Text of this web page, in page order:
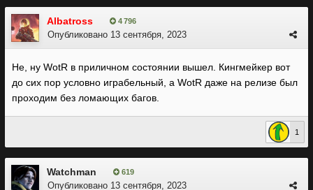
Albatross 4 796
Опубликовано 13 сентября, 2023
Не, ну WotR в приличном состоянии вышел. Кингмейкер вот
до сих пор условно играбельный, а WotR даже на релизе был
проходим без ломающих багов.
1
Watchman 619
Опубликовано 13 сентября, 2023